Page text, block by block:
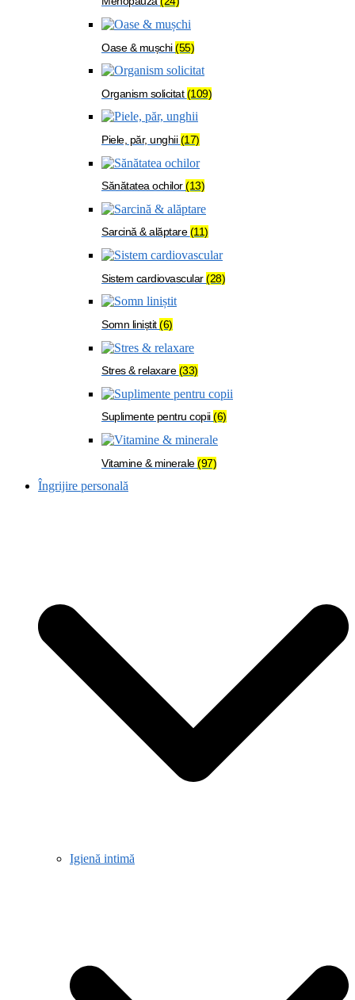
Oase & mușchi(55)
Organism solicitat(109)
Piele, păr, unghii(17)
Sănătatea ochilor(13)
Sarcină & alăptare(11)
Sistem cardiovascular(28)
Somn liniștit(6)
Stres & relaxare(33)
Suplimente pentru copii(6)
Vitamine & minerale(97)
Îngrijire personală
Igienă intimă